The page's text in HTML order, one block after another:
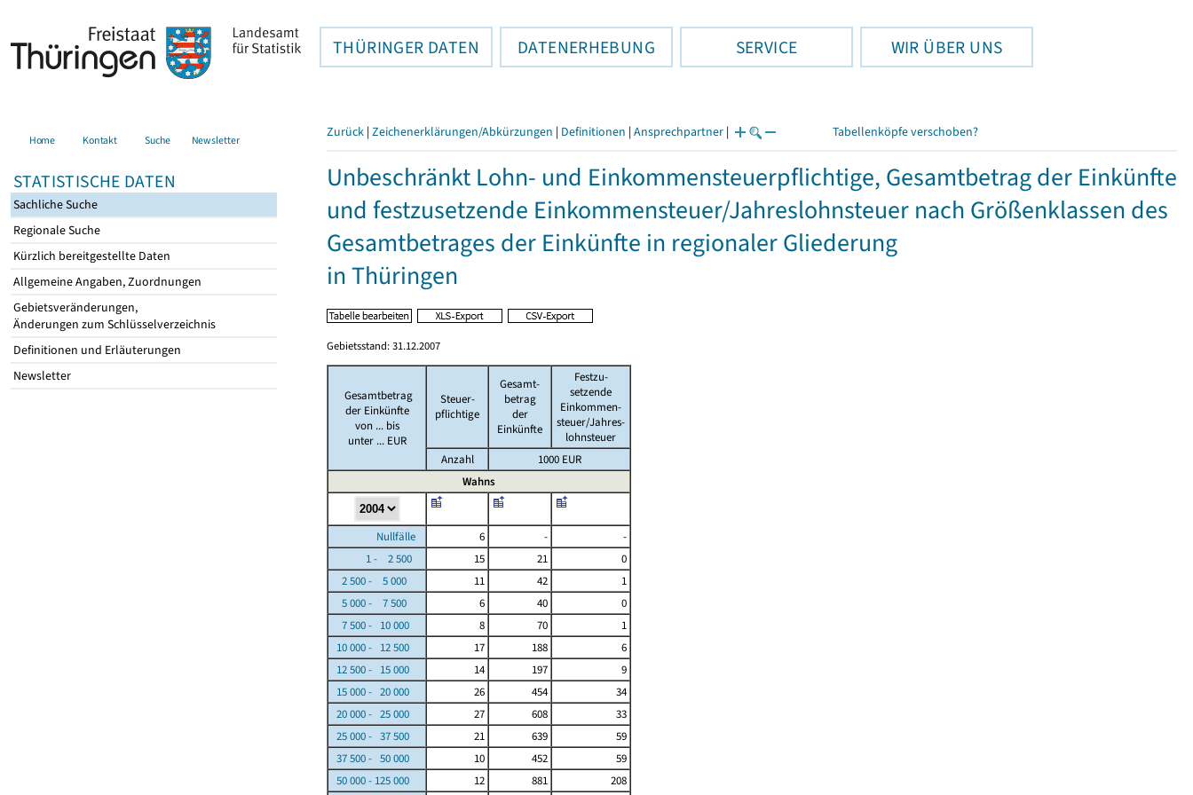
THÜRINGER DATEN DATENERHEBUNG SERVICE WIR ÜBER UNS
Home Kontakt Suche Newsletter
STATISTISCHE DATEN
Sachliche Suche
Regionale Suche
Kürzlich bereitgestellte Daten
Allgemeine Angaben, Zuordnungen
Gebietsveränderungen,
Änderungen zum Schlüsselverzeichnis
Definitionen und Erläuterungen
Newsletter
Zurück | Zeichenerklärungen/Abkürzungen | Definitionen | Ansprechpartner | Tabellenköpfe verschoben?
Unbeschränkt Lohn- und Einkommensteuerpflichtige, Gesamtbetrag der Einkünfte
und festzusetzende Einkommensteuer/Jahreslohnsteuer nach Größenklassen des
Gesamtbetrages der Einkünfte in regionaler Gliederung
in Thüringen
Gebietsstand: 31.12.2007
Gesamtbetrag
der Einkünfte
von ... bis
unter ... EUR
Steuer-
pflichtige
Gesamt-
betrag
der
Einkünfte
Festzu-
setzende
Einkommen-
steuer/Jahres-
lohnsteuer
Anzahl
1000 EUR
Wahns
Nullfälle 6 -
-
1 - 2 500
15 21
0
2 500 - 5 000
11 42
1
5 000 - 7 500
6 40
0
7 500 - 10 000
8 70
1
10 000 - 12 500
17 188
6
12 500 - 15 000
14 197
9
15 000 - 20 000
26 454
34
20 000 - 25 000
27 608
33
25 000 - 37 500
21 639
59
37 500 - 50 000
10 452
59
50 000 - 125 000
12 881 208